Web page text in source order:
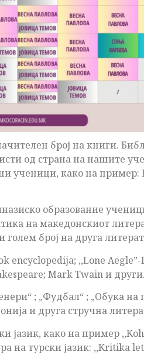
број на книги.
од страна на нашите
ученици, како на
образование
на македонскиот
број на друга
encyclopedija; ,,Lone
Mark Twain и други.
; „Фудбал“ ; „Обука
и друга стручна
како на пример
на турски јазик: ,,Kritika